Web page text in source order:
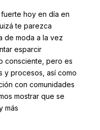
hoy en día en
te parezca
de moda a la vez
esparcir
consciente, pero es
y procesos, así como
con comunidades
mostrar que se
más